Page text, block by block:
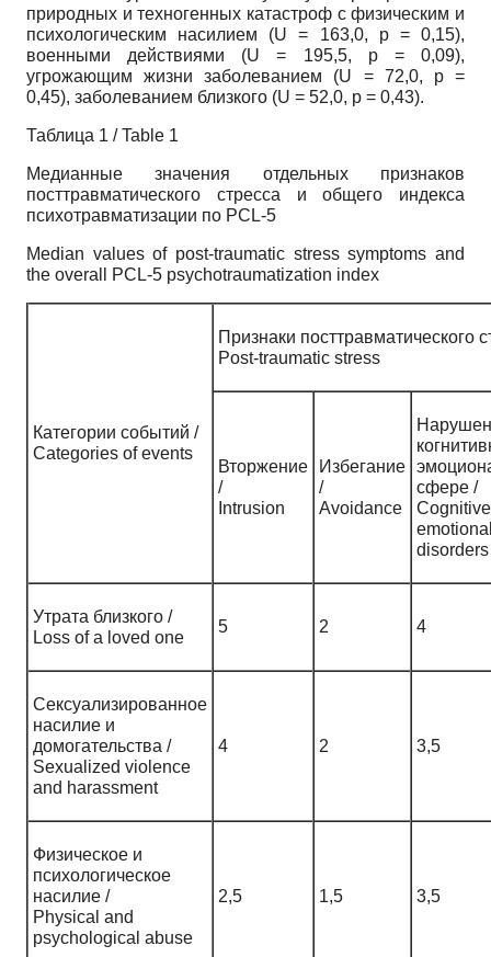
природных и техногенных катастроф с физическим и
психологическим насилием (U = 163,0, p = 0,15),
военными действиями (U = 195,5, p = 0,09),
угрожающим жизни заболеванием (U = 72,0, p =
0,45), заболеванием близкого (U = 52,0, p = 0,43).
Таблица 1 / Table 1
Медианные значения отдельных признаков
посттравматического стресса и общего индекса
психотравматизации по PCL-5
Median values of post-traumatic stress symptoms and
the overall PCL-5 psychotraumatization index
Категории событий /
Сategories of events
Признаки посттравматического
Post-traumatic stress
Вторжение
/
Intrusion
Избегание
/
Avoidance
сфере /
disorders
Утрата близкого /
Loss of a loved one
5 2 4
Сексуализированное
насилие и
домогательства /
Sexualized violence
and harassment
4 2 3,5
Физическое и
психологическое
насилие /
Physical and
psychological abuse
2,5 1,5 3,5